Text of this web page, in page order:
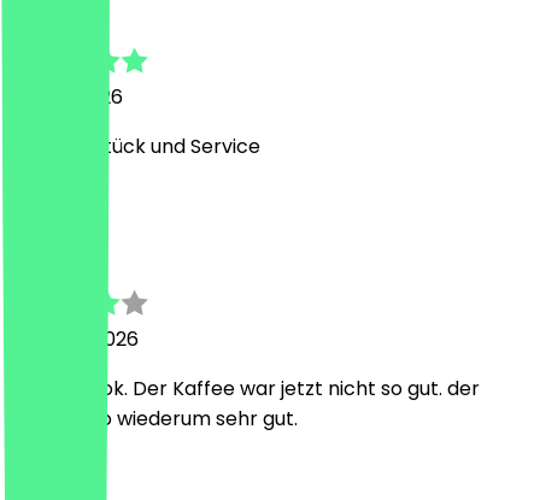
29. Mai 2026
Top Frühstück und Service
25. März 2026
war ganz ok. Der Kaffee war jetzt nicht so gut. der
Capuchino wiederum sehr gut.